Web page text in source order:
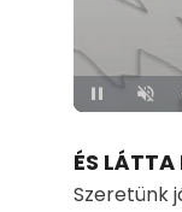
ÉS
Szeretünk